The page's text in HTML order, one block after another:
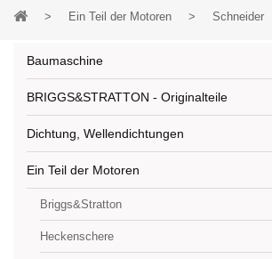
> Ein Teil der Motoren > Schneider
Baumaschine
BRIGGS&STRATTON - Originalteile
Dichtung, Wellendichtungen
Ein Teil der Motoren
Briggs&Stratton
Heckenschere